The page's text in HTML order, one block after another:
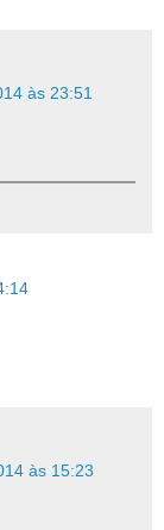
às 23:51
às 15:23